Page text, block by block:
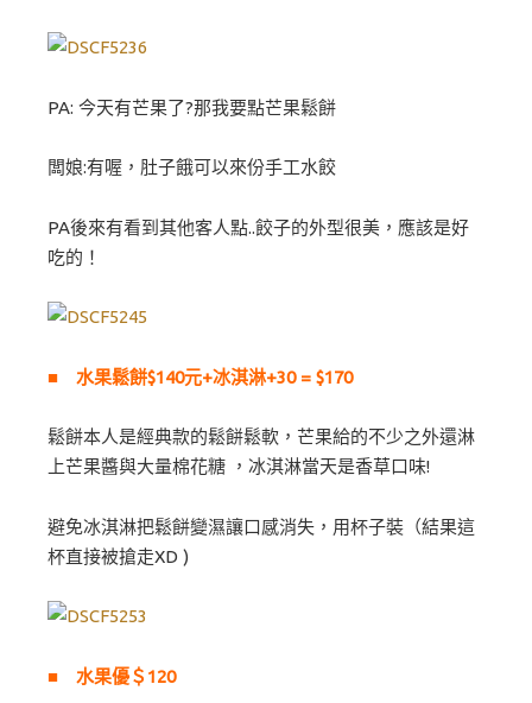
PA: 今天有芒果了?那我要點芒果鬆餅
闆娘:有喔，肚子餓可以來份手工水餃
PA後來有看到其他客人點..餃子的外型很美，應該是好
吃的！
■ 水果鬆餅$140元+冰淇淋+30 = $170
鬆餅本人是經典款的鬆餅鬆軟，芒果給的不少之外還淋
上芒果醬與大量棉花糖 ，冰淇淋當天是香草口味!
避免冰淇淋把鬆餅變濕讓口感消失，用杯子裝（結果這
杯直接被搶走XD )
■ 水果優＄120